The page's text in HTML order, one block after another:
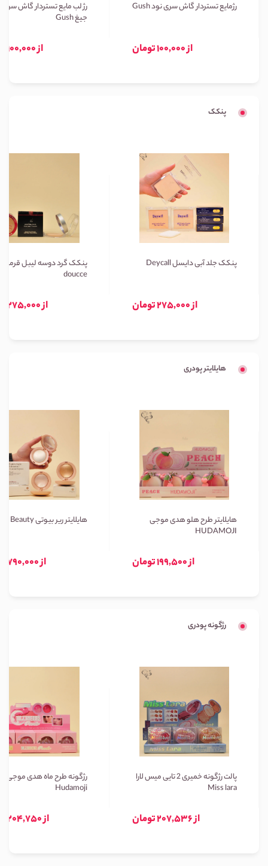
رژمایع تستردار گاش سری نود Gush
از 100,000 تومان
رژ لب مایع تستردار گاش سری
جیغ Gush
از 100,000 تومان
پنکک
پنکک جلد آبی دایسل Deycall
از 275,000 تومان
پنکک گرد دوسه لیبل قرمز
doucce
از 275,000 تومان
هایلایتر پودری
هایلایتر طرح هلو هدی موجی
HUDAMOJI
از 199,500 تومان
هایلایتر ریر بیوتی Rare Beauty
از 790,000 تومان
رژگونه پودری
پالت رژگونه خمیری 2 تایی میس لارا
Miss lara
از 207,536 تومان
رژگونه طرح ماه هدی موجی
Hudamoji
از 204,750 تومان